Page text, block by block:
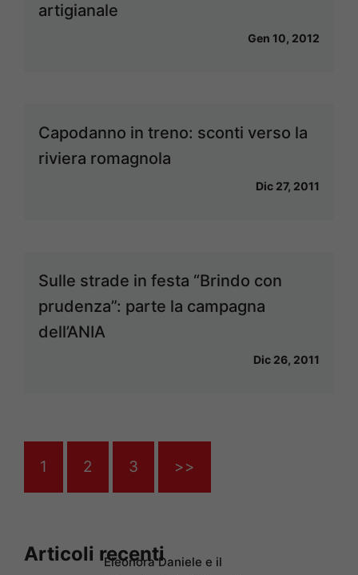
artigianale
Gen 10, 2012
Capodanno in treno: sconti verso la
riviera romagnola
Dic 27, 2011
Sulle strade in festa “Brindo con
prudenza”: parte la campagna
dell’ANIA
Dic 26, 2011
1 2 3 >>
Articoli recentiEleonora Daniele e il